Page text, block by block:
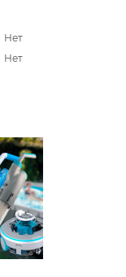
Нет
Нет